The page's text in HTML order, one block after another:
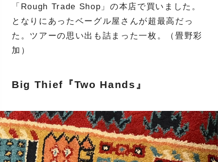
「Rough Trade Shop」の本店で買いました。
となりにあったベーグル屋さんが超最高だっ
た。ツアーの思い出も詰まった一枚。（畳野彩
加）
Big Thief『Two Hands』